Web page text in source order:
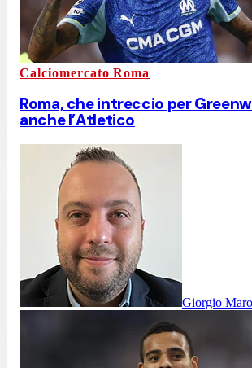
Calciomercato Roma
Roma, che intreccio per
anche l’Atletico
Giorgio